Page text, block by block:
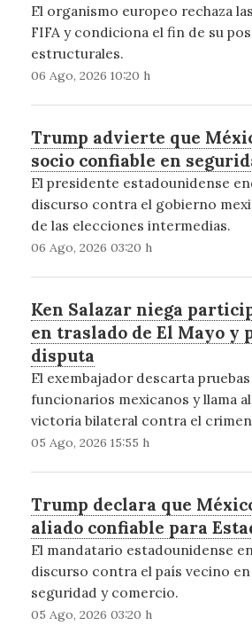
El organismo europeo rechaza
FIFA y condiciona el fin de su
estructurales.
06 Ago, 2026 10:20 h
Trump advierte que
socio confiable en
El presidente estadounidense
discurso contra el gobierno
de las elecciones intermedias.
06 Ago, 2026 03:20 h
Ken Salazar niega
en traslado de El Mayo y
disputa
El exembajador descarta
funcionarios mexicanos y llama
victoria bilateral contra el
05 Ago, 2026 15:55 h
Trump declara que
aliado confiable para
El mandatario estadounidense
discurso contra el país vecino
seguridad y comercio.
05 Ago, 2026 03:20 h